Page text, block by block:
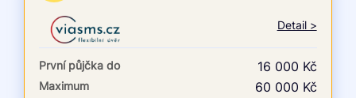
První půjčka zdarma
–
Detail >
První půjčka do 16 000 Kč
Maximum 60 000 Kč